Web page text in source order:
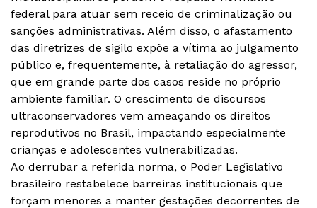
federal para atuar sem receio de criminalização ou
sanções administrativas. Além disso, o afastamento
das diretrizes de sigilo expõe a vítima ao julgamento
público e, frequentemente, à retaliação do agressor,
que em grande parte dos casos reside no próprio
ambiente familiar. O crescimento de discursos
ultraconservadores vem ameaçando os direitos
reprodutivos no Brasil, impactando especialmente
crianças e adolescentes vulnerabilizadas.
Ao derrubar a referida norma, o Poder Legislativo
brasileiro restabelece barreiras institucionais que
forçam menores a manter gestações decorrentes de